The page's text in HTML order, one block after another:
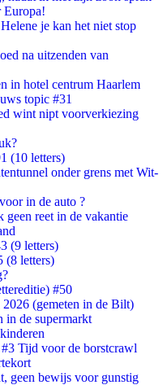
je kan het niet stop
na uitzenden van
in hotel centrum Haarlem
topic #31
wint nipt voorverkiezing
(10 letters)
onder grens met Wit-
in de auto ?
reet in de vakantie
(9 letters)
(8 letters)
#50
(gemeten in de Bilt)
in de supermarkt
Tijd voor de borstcrawl
geen bewijs voor gunstig